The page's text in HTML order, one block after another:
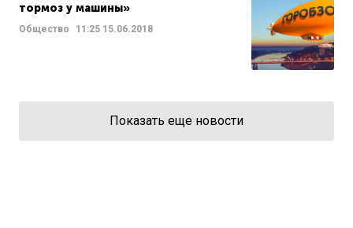
тормоз у машины»
Общество 11:25 15.06.2018
Показать еще новости